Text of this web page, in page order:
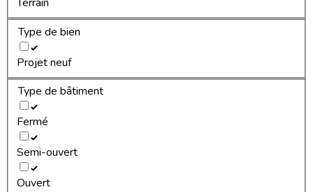
Type de bien
Projet neuf
Type de bâtiment
Fermé
Semi-ouvert
Ouvert